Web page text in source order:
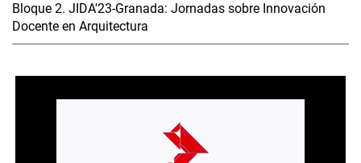
Bloque 2. JIDA'23-Granada: Jornadas sobre Innovación
Docente en Arquitectura